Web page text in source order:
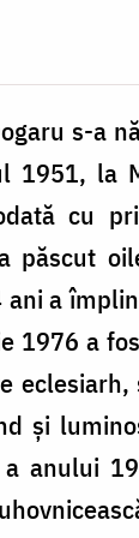
s-a
1951, la
cu
păscut
a
1976 a
și
anului